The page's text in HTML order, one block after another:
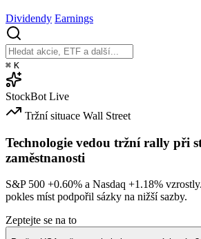
Dividendy Earnings
⌘ K
StockBot Live
Tržní situace Wall Street
Technologie vedou tržní rally při
zaměstnanosti
S&P 500 +0.60% a Nasdaq +1.18%
pokles míst podpořil sázky na nižší sazby.
Zeptejte se na to